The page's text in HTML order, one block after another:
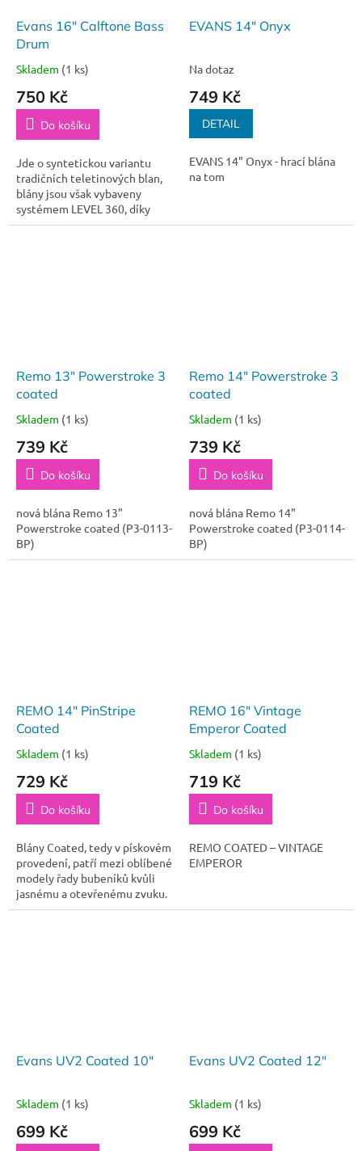
Evans 16" Calftone Bass
Drum
Skladem (1 ks)
750 Kč
Do košíku
Jde o syntetickou variantu
tradičních teletinových blan,
blány jsou však vybaveny
systémem LEVEL 360, díky
kterému jsou velmi odolné,
EVANS 14" Onyx
Na dotaz
749 Kč
DETAIL
EVANS 14" Onyx - hrací blána
na tom
Remo 13" Powerstroke 3
coated
Skladem (1 ks)
739 Kč
Do košíku
nová blána Remo 13"
Powerstroke coated (P3-0113-
BP)
Remo 14" Powerstroke 3
coated
Skladem (1 ks)
739 Kč
Do košíku
nová blána Remo 14"
Powerstroke coated (P3-0114-
BP)
REMO 14" PinStripe
Coated
Skladem (1 ks)
729 Kč
Do košíku
Blány Coated, tedy v pískovém
provedení, patří mezi oblíbené
modely řady bubeníků kvůli
jasnému a otevřenému zvuku.
REMO 16" Vintage
Emperor Coated
Skladem (1 ks)
719 Kč
Do košíku
REMO COATED – VINTAGE
EMPEROR
Evans UV2 Coated 10"
Skladem (1 ks)
699 Kč
Evans UV2 Coated 12"
Skladem (1 ks)
699 Kč